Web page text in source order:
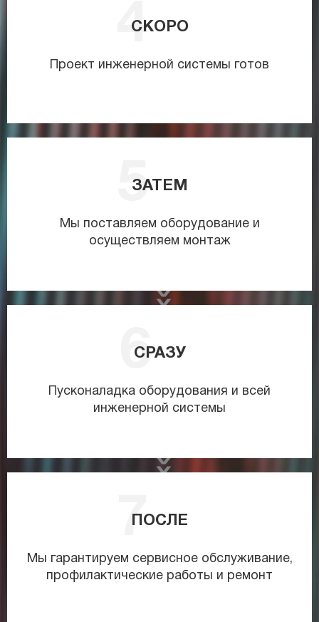
СКОРО
Проект инженерной системы готов
ЗАТЕМ
Мы поставляем оборудование и
осуществляем монтаж
СРАЗУ
Пусконаладка оборудования и всей
инженерной системы
ПОСЛЕ
Мы гарантируем сервисное обслуживание,
профилактические работы и ремонт